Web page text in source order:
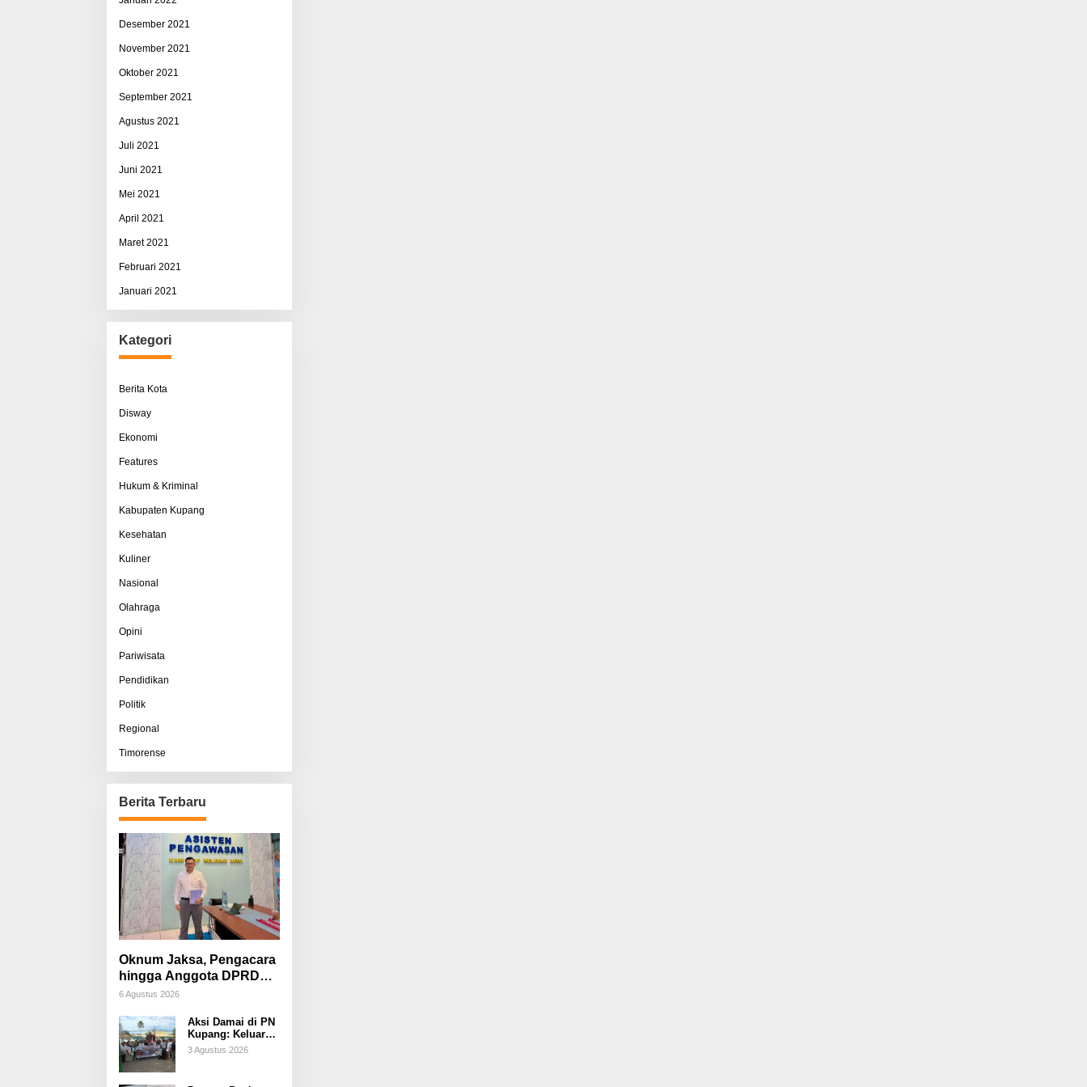
Desember 2021
November 2021
Oktober 2021
September 2021
Agustus 2021
Juli 2021
Juni 2021
Mei 2021
April 2021
Maret 2021
Februari 2021
Januari 2021
Kategori
Berita Kota
Disway
Ekonomi
Features
Hukum & Kriminal
Kabupaten Kupang
Kesehatan
Kuliner
Nasional
Olahraga
Opini
Pariwisata
Pendidikan
Politik
Regional
Timorense
Berita Terbaru
Oknum Jaksa, Pengacara
hingga Anggota DPRD
Diduga Terlibat, Sisco
Pemerasan Terorganisir
6 Agustus 2026
Aksi Damai di PN
Kupang: Keluarga
Tuding Proses
Hukum Kasus
3 Agustus 2026